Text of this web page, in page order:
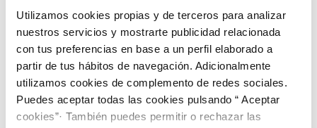
Utilizamos cookies propias y de terceros para analizar
nuestros servicios y mostrarte publicidad relacionada
con tus preferencias en base a un perfil elaborado a
partir de tus hábitos de navegación. Adicionalmente
utilizamos cookies de complemento de redes sociales.
Puedes aceptar todas las cookies pulsando “ Aceptar
cookies”· También puedes permitir o rechazar las
29 JUN 2018
Acciones de mejora de eficiencia energética
en la EDAR Cabezo Beaza